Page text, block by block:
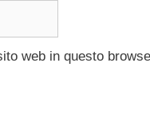
web in questo